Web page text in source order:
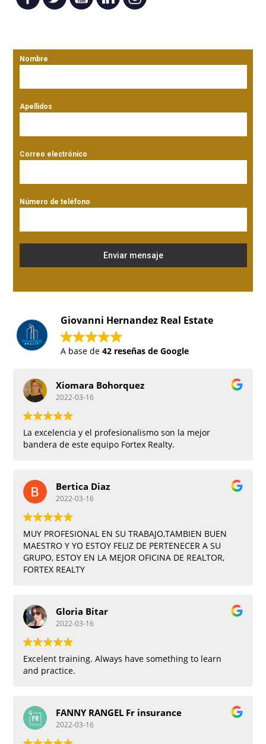
Nombre*
Apellidos
Correo electrónico*
Número de teléfono
Enviar mensaje
Giovanni Hernandez Real Estate
A base de42 reseñas de Google
Xiomara Bohorquez
2022-03-16
La excelencia y el profesionalismo son la mejor
bandera de este equipo Fortex Realty.
Bertica Diaz
2022-03-16
MUY PROFESIONAL EN SU TRABAJO,TAMBIEN BUEN
MAESTRO Y YO ESTOY FELIZ DE PERTENECER A SU
GRUPO, ESTOY EN LA MEJOR OFICINA DE REALTOR,
FORTEX REALTY
Gloria Bitar
2022-03-16
Excelent training. Always have something to learn
and practice.
FANNY RANGEL Fr insurance
2022-03-16